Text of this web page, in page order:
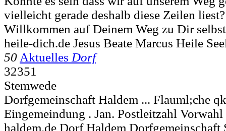
vielleicht gerade deshalb diese Zeilen
Willkommen auf Deinem Weg zu Dir
heile-dich.de Jesus Beate Marcus Heile
50 Aktuelles Dorf
32351
Stemwede
Dorfgemeinschaft Haldem ... Flauml;che
Eingemeindung . Jan. Postleitzahl Vorwahl
haldem.de Dorf Haldem Dorfgemeinschaft